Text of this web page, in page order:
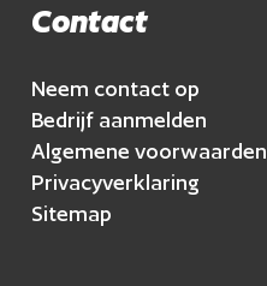
Contact
Neem contact op
Bedrijf aanmelden
Algemene voorwaarden
Privacyverklaring
Sitemap